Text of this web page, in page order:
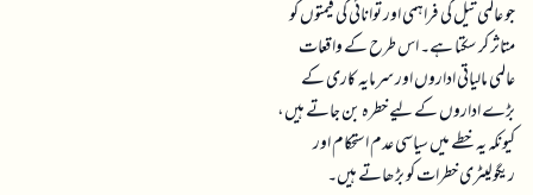
جو عالمی تیل کی فراہمی اور توانائی کی قیمتوں کو
متاثر کر سکتا ہے۔ اس طرح کے واقعات
عالمی مالیاتی اداروں اور سرمایہ کاری کے
بڑے اداروں کے لیے خطرہ بن جاتے ہیں،
کیونکہ یہ خطے میں سیاسی عدم استحکام اور
ریگولیٹری خطرات کو بڑھاتے ہیں۔